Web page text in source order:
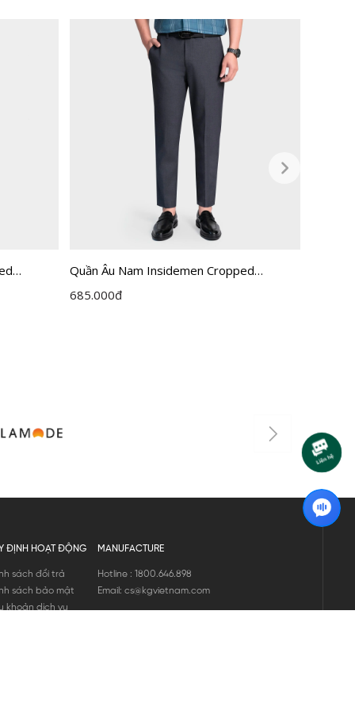
Quần Âu Nam Insidemen Cropped
ITR0360Z
685.000đ
ĐỊNH HOẠT ĐỘNG
sách đổi trả
sách bảo mật
khoản dịch vụ
MANUFACTURE
Hotline : 1800.646.898
Email: cs@kgvietnam.com